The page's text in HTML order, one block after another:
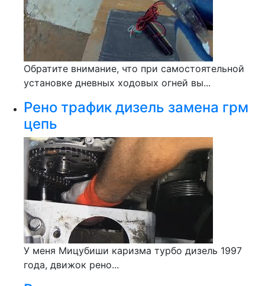
Обратите внимание, что при самостоятельной
установке дневных ходовых огней вы...
Рено трафик дизель замена грм
цепь
У меня Мицубиши каризма турбо дизель 1997
года, движок рено...